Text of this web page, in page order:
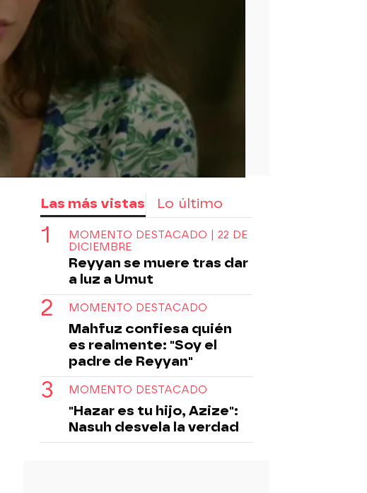
Flipboard
Las más vistas Lo último
MOMENTO DESTACADO | 22 DE
DICIEMBRE
Reyyan se muere tras dar
a luz a Umut
MOMENTO DESTACADO
Mahfuz confiesa quién
es realmente: "Soy el
padre de Reyyan"
MOMENTO DESTACADO
"Hazar es tu hijo, Azize":
Nasuh desvela la verdad